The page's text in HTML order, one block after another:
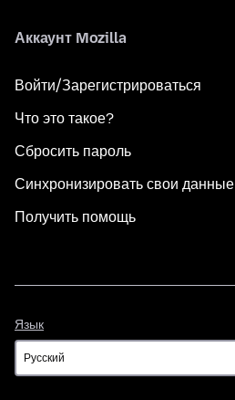
Аккаунт Mozilla
Войти/Зарегистрироваться
Что это такое?
Сбросить пароль
Синхронизировать свои данные
Получить помощь
Язык